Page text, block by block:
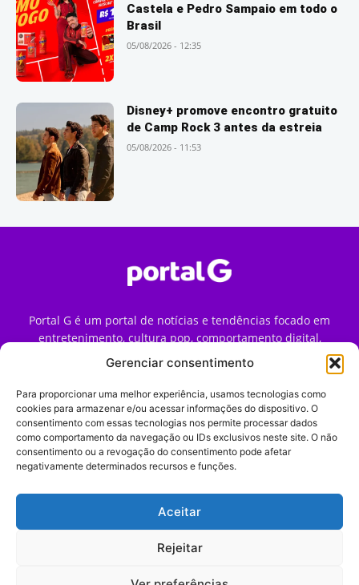
Gerenciar consentimento
Para proporcionar uma melhor experiência, usamos tecnologias como
cookies para armazenar e/ou acessar informações do dispositivo. O
consentimento com essas tecnologias nos permite processar dados
como comportamento da navegação ou IDs exclusivos neste site. O não
consentimento ou a revogação do consentimento pode afetar
negativamente determinados recursos e funções.
Aceitar
Rejeitar
Castela e Pedro Sampaio em todo o
Brasil
05/08/2026 - 12:35
Disney+ promove encontro gratuito
de Camp Rock 3 antes da estreia
05/08/2026 - 11:53
Portal G é um portal de notícias e tendências focado em
entretenimento, cultura pop, comportamento digital,
streaming, games e iniciativas de marca que impactam a
forma como o público vive e consome internet no Brasil.
Contato:contato@portalg.com.br
Início Sobre
Termos de Uso
Política de Privacidade
Contato